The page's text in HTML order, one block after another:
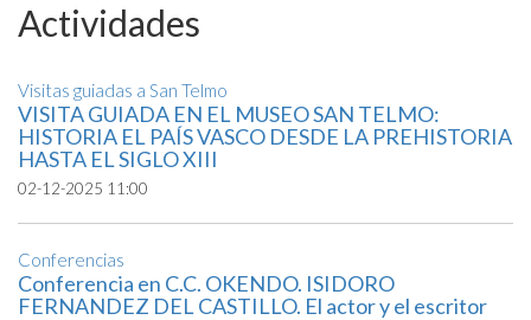
Actividades
Visitas guiadas a San Telmo
VISITA GUIADA EN EL MUSEO SAN TELMO:
HISTORIA EL PAÍS VASCO DESDE LA PREHISTORIA
HASTA EL SIGLO XIII
02-12-2025 11:00
Conferencias
Conferencia en C.C. OKENDO. ISIDORO
FERNANDEZ DEL CASTILLO. El actor y el escritor